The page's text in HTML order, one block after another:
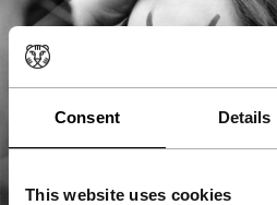
Consent Details
This website uses cookies